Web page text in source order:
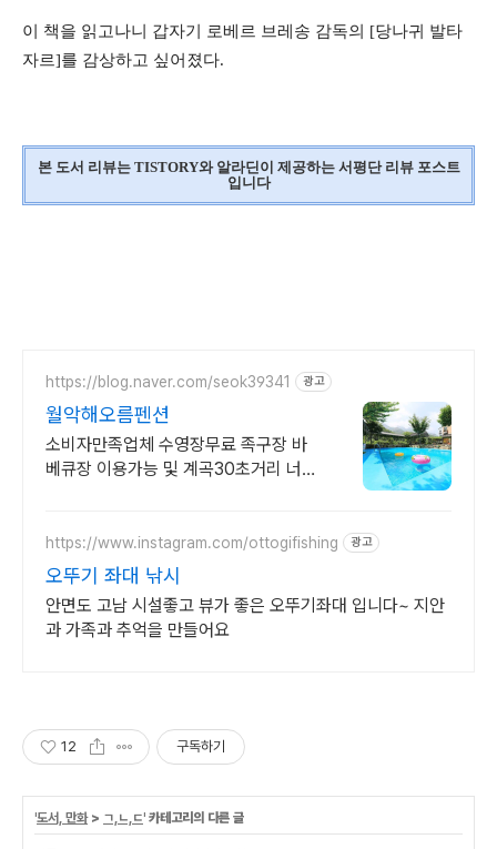
이 책을 읽고나니 갑자기 로베르 브레송 감독의 [당나귀 발타
자르]를 감상하고 싶어졌다.
본 도서 리뷰는 TISTORY와 알라딘이 제공하는 서평단 리뷰 포스트
입니다
https://blog.naver.com/seok39341 광고
월악해오름펜션
소비자만족업체 수영장무료 족구장 바
베큐장 이용가능 및 계곡30초거리 너른
https://www.instagram.com/ottogifishing 광고
오뚜기 좌대 낚시
안면도 고남 시설좋고 뷰가 좋은 오뚜기좌대 입니다~ 지안
과 가족과 추억을 만들어요
12 구독하기
'도서, 만화> ㄱ,ㄴ,ㄷ' 카테고리의 다른 글